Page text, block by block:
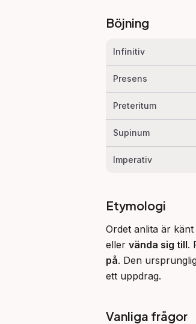
Böjning
Infinitiv
Presens
Preteritum
Supinum
Imperativ
Etymologi
Ordet anlita är
eller vända sig till.
på. Den
ett uppdrag.
Vanliga frågor